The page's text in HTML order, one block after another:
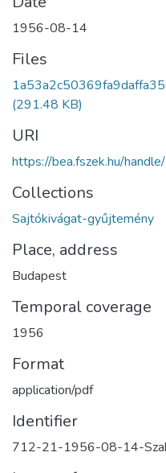
1956-08-14
Files
(291.48 KB)
URI
https://bea.fszek.hu/
Collections
Sajtókivágat-gyűjtemény
Place, address
Budapest
Temporal coverage
1956
Format
application/pdf
Identifier
712-21-1956-08-14-